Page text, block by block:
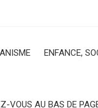
ENFANCE,
VOUS AU BAS DE